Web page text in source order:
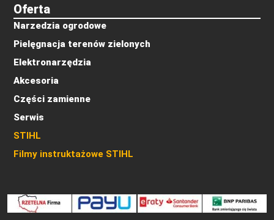
Oferta
Narzedzia ogrodowe
Pielęgnacja terenów zielonych
Elektronarzędzia
Akcesoria
Części zamienne
Serwis
STIHL
Filmy instruktażowe STIHL